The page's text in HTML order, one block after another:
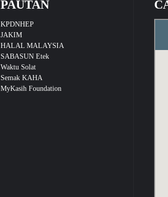
PAUTAN
KPDNHEP
JAKIM
HALAL MALAYSIA
SABASUN Etek
Waktu Solat
Semak KAHA
MyKasih Foundation